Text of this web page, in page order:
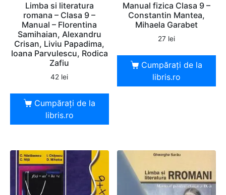
Limba si literatura
romana – Clasa 9 –
Manual – Florentina
Samihaian, Alexandru
Crisan, Liviu Papadima,
Ioana Parvulescu, Rodica
Zafiu
42 lei
Cumpărați de la
libris.ro
Manual fizica Clasa 9 –
Constantin Mantea,
Mihaela Garabet
27 lei
Cumpărați de la
libris.ro